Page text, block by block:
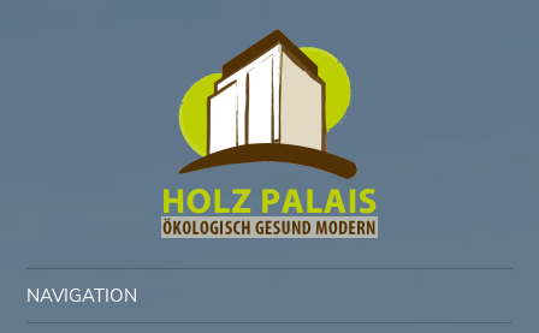
Holz Palais – Ökologisch, Gesund, Modern
NAVIGATION